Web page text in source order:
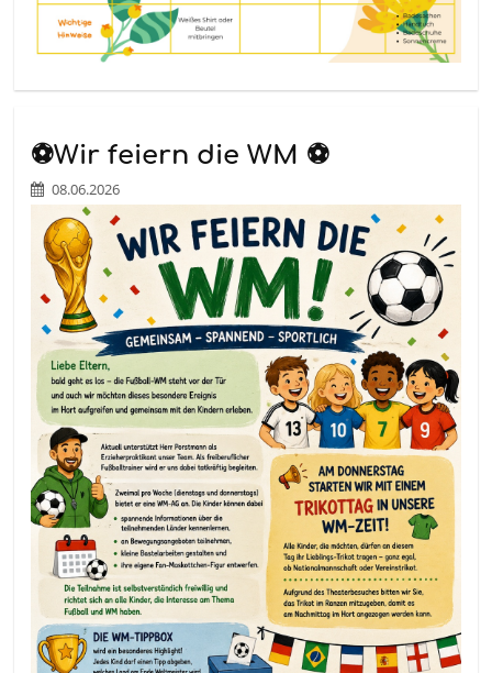
⚽Wir feiern die WM ⚽
08.06.2026